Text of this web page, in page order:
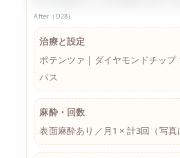
After（D28）
治療と設定
ポテンツァ｜ダイヤモンドチッ
パス
麻酔・回数
表面麻酔あり／月1 × 計3回（写真